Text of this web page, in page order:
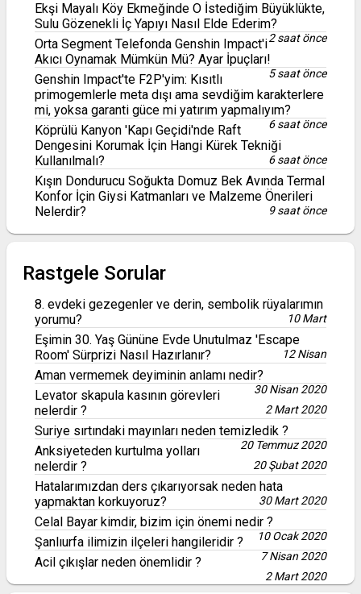
Ekşi Mayalı Köy Ekmeğinde O İstediğim Büyüklükte,
Sulu Gözenekli İç Yapıyı Nasıl Elde Ederim?
2 saat önce
Orta Segment Telefonda Genshin Impact'i
Akıcı Oynamak Mümkün Mü? Ayar İpuçları!
5 saat önce
Genshin Impact'te F2P'yim: Kısıtlı
primogemlerle meta dışı ama sevdiğim karakterlere
mi, yoksa garanti güce mi yatırım yapmalıyım?
6 saat önce
Köprülü Kanyon 'Kapı Geçidi'nde Raft
Dengesini Korumak İçin Hangi Kürek Tekniği
Kullanılmalı?
6 saat önce
Kışın Dondurucu Soğukta Domuz Bek Avında Termal
Konfor İçin Giysi Katmanları ve Malzeme Önerileri
Nelerdir?
9 saat önce
Rastgele Sorular
8. evdeki gezegenler ve derin, sembolik rüyalarımın
yorumu?
10 Mart
Eşimin 30. Yaş Gününe Evde Unutulmaz 'Escape
Room' Sürprizi Nasıl Hazırlanır?
12 Nisan
Aman vermemek deyiminin anlamı nedir?
30 Nisan 2020
Levator skapula kasının görevleri
nelerdir ?
2 Mart 2020
Suriye sırtındaki mayınları neden temizledik ?
20 Temmuz 2020
Anksiyeteden kurtulma yolları
nelerdir ?
20 Şubat 2020
Hatalarımızdan ders çıkarıyorsak neden hata
yapmaktan korkuyoruz?
30 Mart 2020
Celal Bayar kimdir, bizim için önemi nedir ?
10 Ocak 2020
Şanlıurfa ilimizin ilçeleri hangileridir ?
7 Nisan 2020
Acil çıkışlar neden önemlidir ?
2 Mart 2020